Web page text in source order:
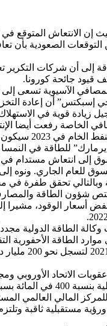
إن الانتعاش المتوقع
إلى أن شركات
قيود جائحة كورونا.
المصافي الآسيوية
إسبكتس” أن إعادة
زيادة قوية في
الخاصة رفعت أيضا
وأكدوا
للطاقة في
إلى انتعاش مستدام
وبالتالي تحقق طفرة
شؤون الطاقة
الطاقة الدولية
الطاقة الأحفورية
للعام
العالمي.
للمركز المالي
مستقبلية ثاقبة